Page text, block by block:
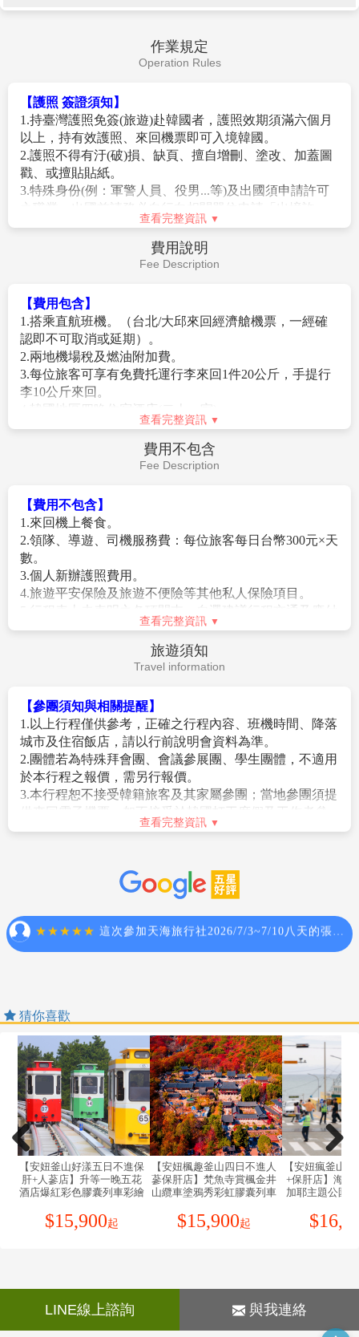
的日出、夕陽美景，是這裡最不容錯過的景色。青沙浦
燈塔--青沙蒲港的海岸旁豎立了兩個燈塔一個乳白色一
紅，兩個燈塔的倒影在水中輕輕盪漾，意境優美，也就
是因為如此的美景才會一直成為韓劇及廣告的拍攝地。
【海東龍宮寺】主奉觀音菩薩，與襄陽洛山寺、南海
菩提庵並列韓國三大觀音聖地，最初稱為普門寺，1974
年後因住持夢見白衣觀音乘龍升天，便將寺廟名稱更名
為《龍宮寺》。此寺廟信徒眾多，人聲鼎沸與浪濤拍打
崖邊，激起陣陣的雪白浪花相互輝映，十分壯觀，此
時，不妨入境隨俗，在祈願瓦片上寫上自己的願望，保
作業規定
Operation Rules
【護照 簽證須知】
1.持臺灣護照免簽(旅遊)赴韓國者，護照效期須滿六個月
以上，持有效護照、來回機票即可入境韓國。
2.護照不得有汙(破)損、缺頁、擅自增刪、塗改、加蓋圖
戳、或擅貼貼紙。
3.特殊身份(例：軍警人員、役男...等)及出國須申請許可
之職業，出國前請務必自行向相關單位申請「出境許
可」並於出國當日攜帶相關文件備查。(役男是指年滿十
九歲當年一月一日起至屆滿三十六歲之年十二月三十一
日止，尚未履行兵役義務之役齡男子。)
ETA)，無法委託代辦。
5. 旅客持外國護照進出韓國時，機場櫃台會要求出示台
灣至該國的回程機票證明或外國人在台灣的居留證，請
旅客務必攜帶。
6.自2012年01月01日起年滿17歲以上的外國旅客入境韓國
時，需留下《雙手食指指紋及臉部照片資料》。
此點基於航空公司之規定，敬請見諒。
2.若因不可抗力因素/航空公司變動航班時間/景區臨時關
行程，將盡力忠於原行程內容，敬請見諒。
3.因疫情影響，團體旅遊等受出入境限制令規範，本行程
內容和辦理簽證等注意事項僅供參考，將依各國法規隨
時調整。
4.報名時請支付訂金/作業金NT$10000/人。(過年/連續假
期訂金NT$20000/人。)
5.在網路上完成報名動作，只是完成預定手續，並不保證
一定有團位，尚需待客服人員確認後方可確定。
A.本旅遊行程有安排購物站，站內將有銷售人員為您提
友。若旅客依個人喜好，無法接受購物站行程，建議您
報名前，應先行評估或是報名本公司購物行程較少之旅
遊行程。
B.因各旅遊團體抵達購物站時間不同，為提供團體完整
購物說明服務，購物站內以單團方式對每一團說明介
紹。
7. 韓國【飯店及渡假村因響應環保】，建議自行攜帶牙
刷、牙膏、拖鞋、盥洗用品、毛巾(或大毛巾)，有些飯店
1.本行程最低出團人數為16人以上(含) ，台灣地區將派遣
合格導遊隨行服務。如未達團體基本出團成行人數，將
於出發前七天通知取消，且已繳付之訂金將全額退還。
票後臨時取消出發者，無法辦理退票。
3.此團型使用團體機位，航班不可指定、不可延回、不可
更改進出點、不可指定座位；特殊餐食及需求請提早告
知客服人員，以便作業。
4.若需指定航班，建議改訂個人機票，以確保訂到您所需
之航班，加價幅度依各航空公司之規定，另外提供報
價。
5.團體機票(含燃油附加稅)一經開票後，均無退票價值，
此點基於航空公司之規定，敬請見諒。
6.航空公司保留航班時間調整及變更之權利。
7.請務必於起飛前3小時抵達機場辦理登機手續，逾時關
櫃旅客需自行負責。
8.網頁優惠名額有限，若優惠名額已滿，請以當時報名之
人士。
10.飯店住宿為二人一室且無自然單間。若為單數報名請
查看完整資訊
費用說明
Fee Description
【費用包含】
1.搭乘直航班機。（台北/大邱來回經濟艙機票，一經確
認即不可取消或延期）。
2.兩地機場稅及燃油附加費。
3.每位旅客可享有免費托運行李來回1件20公斤，手提行
李10公斤來回。
4.韓國地區四晚住宿酒店(二人一室)。
5.保險：新台幣250萬旅遊責任險暨新台幣20萬意外醫療
查看完整資訊
費用不包含
Fee Description
【費用不包含】
1.來回機上餐食。
2.領隊、導遊、司機服務費：每位旅客每日台幣300元×天
數。
3.個人新辦護照費用。
4.旅遊平安保險及旅遊不便險等其他私人保險項目。
5.行程表上未表明之各項開支，自選建議行程交通及應付
費用。
6.純係私人之消費：如行李超重費、飲料酒類、洗衣、電
話、電報及私人交通費。
費。
查看完整資訊
旅遊須知
Travel information
【參團須知與相關提醒】
1.以上行程僅供參考，正確之行程內容、班機時間、降落
城市及住宿飯店，請以行前說明會資料為準。
2.團體若為特殊拜會團、會議參展團、學生團體，不適用
於本行程之報價，需另行報價。
3.本行程恕不接受韓籍旅客及其家屬參團；當地參團須提
供來回電子機票，恕不接受於韓國打工度假及工作者參
團。
A此行程報價限持中華民國護照散客參團適用，僅適用
於正常之散客報名，整組包團、參展團、會議團、學生
團等特殊團體需另行估價，詳情請洽詢您的服務人員。
旅客若提供或隱瞞不實資料經查明屬實，本公司有權拒
收訂單，此為維護雙方誠信及旅遊品質，造成不便之
C單筆訂單不足24歲及65歲以上報名人數不可超過半
數，若超過半數則價格另議～請洽業務人員。
5.韓國因響應環保減少廢氣、汽機車、大型車停車超過3
分鐘即須熄火關閉引擎，否則將會記點罰款，故司機會
等客人上車後再開引擎及空調，請見諒！
【出國旅遊~防疫注意事項】
1.韓國已將COVID-19 視同一般流感，所以在當地皆無檢
查小黃卡或打幾劑疫苗的檢查，不用做PCR檢驗，也不
限制戴口罩，若有不舒服可在飯店休息或由領隊協助前
往就醫。
2.旅客為自身旅遊安全，請盡量辦理海外醫療相關保險事
4.返臺檢疫措施~旅客返台後須遵守中央流行疫情指揮中
心屆時相關防疫措施。
查看完整資訊
猜你喜歡
金井
列車
【安妞瘋釜山四日不進人蔘
+保肝店】海雲台海岸列車
加耶主題公園+塗鴉秀白淺
幕韓服體驗
$16,900
【安妞楓玩釜山五日不進人
蔘保肝店】梵魚寺賞楓金井
山纜車世界遺產佛國寺彩虹
$16,900
【安妞釜山
人蔘+保肝
店冬季滑雪
蒸幕彩
$
LINE線上諮詢 與我連絡